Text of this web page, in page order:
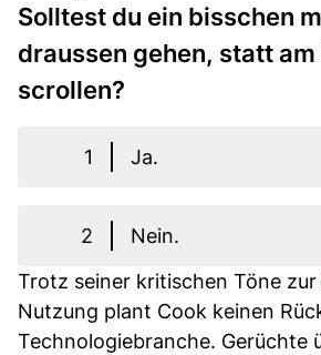
Solltest du ein bisschen
draussen gehen, statt am
scrollen?
1 Ja.
2
Nein.
Trotz seiner kritischen Töne zur
Nutzung plant Cook keinen
Technologiebranche. Gerüchte